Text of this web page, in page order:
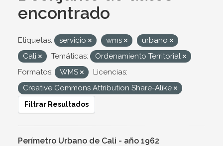
encontrado
Etiquetas: servicio wms
urbano
Cali
Temáticas:
Ordenamiento Territorial
Formatos:
WMS
Licencias:
Creative Commons Attribution Share-Alike
Filtrar Resultados
Perímetro Urbano de Cali - año 1962